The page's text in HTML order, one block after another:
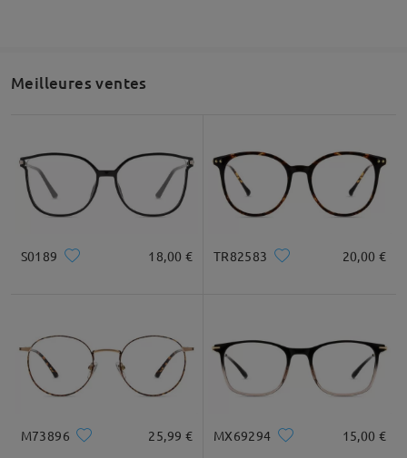
Meilleures ventes
S0189 18,00 € TR82583 20,00 €
M73896 25,99 € MX69294 15,00 €